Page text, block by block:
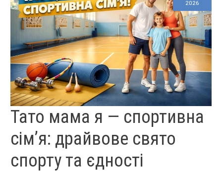
Тато мама я — спортивна
сім’я: драйвове свято
спорту та єдності
ТАТО
МАМА
—
СІМ’Я:
ДРАЙВОВЕ
СВЯТО
ЄДНОСТІ
2026